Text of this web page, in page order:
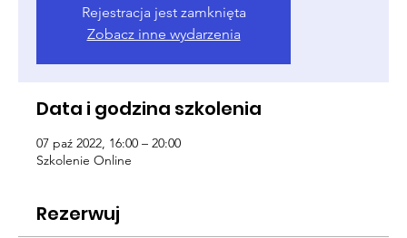
Rejestracja jest zamknięta
Zobacz inne wydarzenia
Data i godzina szkolenia
07 paź 2022, 16:00 – 20:00
Szkolenie Online
Rezerwuj